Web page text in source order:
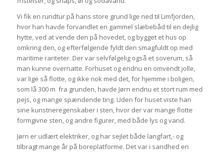
Vi fik en rundtur på hans store grund lige ned til Limfjorden,
hvor han havde forvandlet en gammel slæbebåd til en dejlig
hytte, ved at vende den på hovedet, og bygget et hus op
omkring den, og efterfølgende fyldt den smagfuldt op med
maritime rariteter. Der var selvfølgelig også et soverum, så
man kunne overnatte. Forhuset og endnu en omvendt jolle,
var lige så flotte, og ikke nok med det, for hjemme i boligen,
som lå 300 m fra grunden, havde Jørn endnu et stort rum med
pejs, og mange spændende ting. Uden for huset viste han
sine kunstneregenskaber i sten, hvor der var mange flotte
formgivne sten, og andre figurer, med både lys og vand.
Jørn er udlært elektriker, og har sejlet både langfart,- og
tilbragt mange år på boreplatforme. Det var i sandhed en